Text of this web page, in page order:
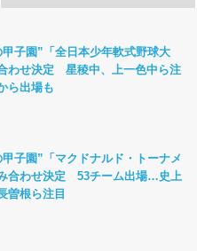
甲子園”「全日本少年軟式野球大
わせ決定 星稜中、上一色中ら注
ら出場も
子園”「マクドナルド・トーナメ
合わせ決定 53チーム出場…史上
曽根ら注目